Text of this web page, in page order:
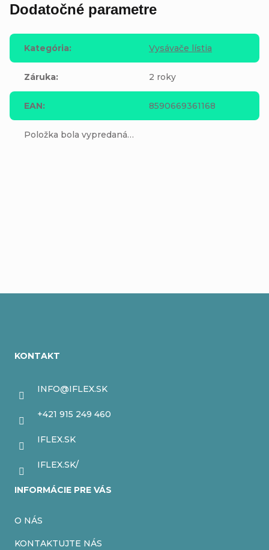
Dodatočné parametre
Kategória: Vysávače lístia
Záruka: 2 roky
EAN: 8590669361168
Položka bola vypredaná…
KONTAKT
INFO@IFLEX.SK
+421 915 249 460
IFLEX.SK
IFLEX.SK/
INFORMÁCIE PRE VÁS
O NÁS
KONTAKTUJTE NÁS